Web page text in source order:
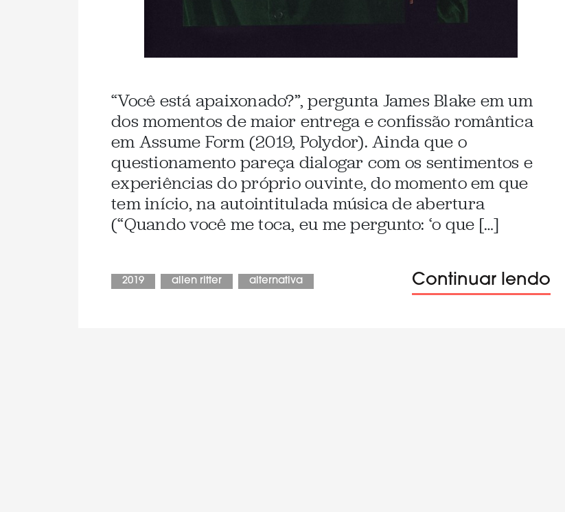
“Você está apaixonado?”, pergunta James Blake em um
dos momentos de maior entrega e confissão romântica
em Assume Form (2019, Polydor). Ainda que o
questionamento pareça dialogar com os sentimentos e
experiências do próprio ouvinte, do momento em que
tem início, na autointitulada música de abertura
(“Quando você me toca, eu me pergunto: ‘o que […]
2019 allen ritter alternativa Continuar lendo